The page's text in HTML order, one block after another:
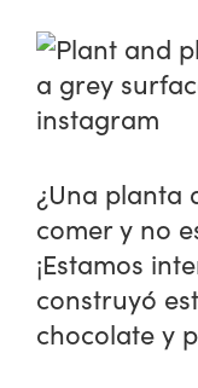
¿Una planta
comer y no
¡Estamos
construyó
chocolate y